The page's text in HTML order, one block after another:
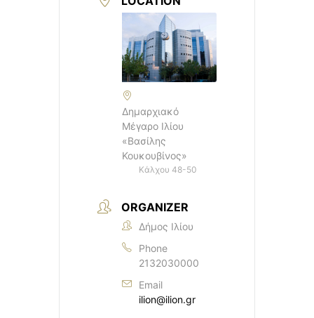
Δημαρχιακό
Μέγαρο Ιλίου
«Βασίλης
Κουκουβίνος»
Κάλχου 48-50
ORGANIZER
Δήμος Ιλίου
Phone
2132030000
Email
ilion@ilion.gr